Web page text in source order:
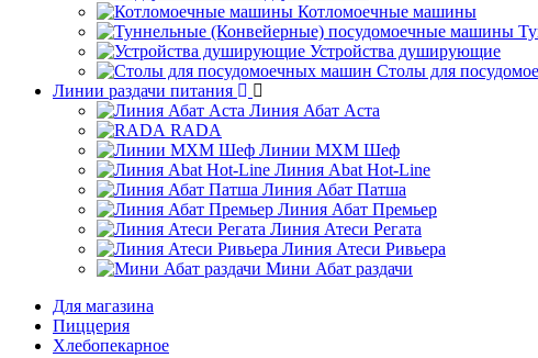
Котломоечные машины
Устройства душирующие
Столы для
Линии раздачи питания
Линия Абат Аста
RADA
Линии МХМ Шеф
Линия Abat Hot-Line
Линия Абат Патша
Линия Абат Премьер
Линия Атеси Регата
Линия Атеси Ривьера
Мини Абат раздачи
Для магазина
Пиццерия
Хлебопекарное